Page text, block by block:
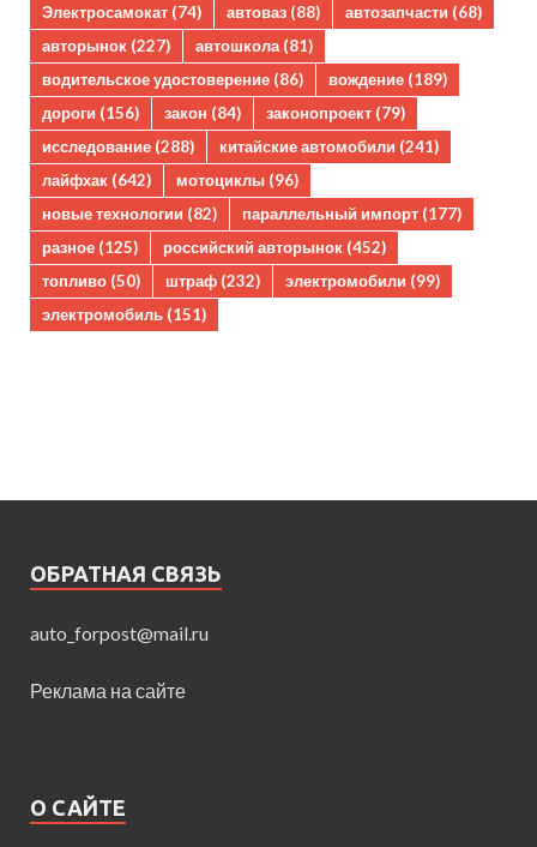
Электросамокат (74) автоваз (88) автозапчасти (68)
авторынок (227) автошкола (81)
водительское удостоверение (86) вождение (189)
дороги (156) закон (84) законопроект (79)
исследование (288) китайские автомобили (241)
лайфхак (642) мотоциклы (96)
новые технологии (82) параллельный импорт (177)
разное (125) российский авторынок (452)
топливо (50) штраф (232) электромобили (99)
электромобиль (151)
ОБРАТНАЯ СВЯЗЬ
auto_forpost@mail.ru
Реклама на сайте
О САЙТЕ